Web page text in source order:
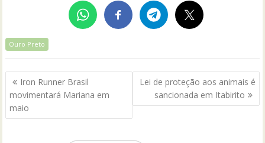
Ouro Preto
Navegação
de
Post
Iron Runner Brasil
movimentará Mariana em
maio
Lei de proteção aos animais é
sancionada em Itabirito